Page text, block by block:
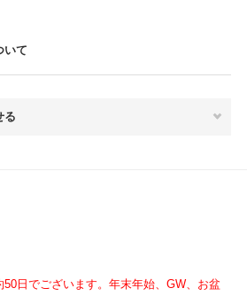
いて
る
日でございます。年末年始、GW、お盆